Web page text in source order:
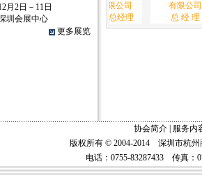
月2日－11日
圳会展中心
更多展览
有限公司
/董事长
实业有限公司
董事长/总经理
有限公司
总 经 理
协会简介
服务内
版权所有 © 2004-2014 深圳市杭
电话：0755-83287433 传真：